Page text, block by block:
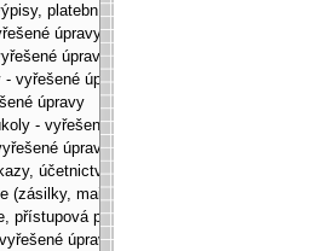
platební příkazy - vyřešené úpravy
úpravy
úpravy
vyřešené úpravy
úpravy
- vyřešené úpravy
úpravy
účetnictví - vyřešené úpravy
(zásilky, mail-systém, ...) - vyřešené úpravy
přístupová práva, ... - vyřešené úpravy
úpravy